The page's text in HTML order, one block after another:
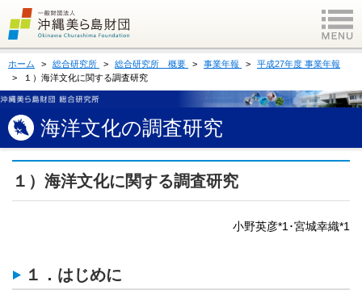
ホーム 総合研究所 総合研究所 概要 事業年報
平成27年度 事業年報
１）海洋文化に関する調査研究
海洋文化の調査研究
１）海洋文化に関する調査研究
小野英彦*1･宮城幸織*1
１．はじめに